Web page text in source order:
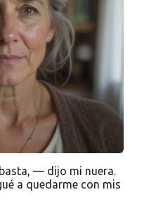
— dijo mi nuera.
a quedarme con mis